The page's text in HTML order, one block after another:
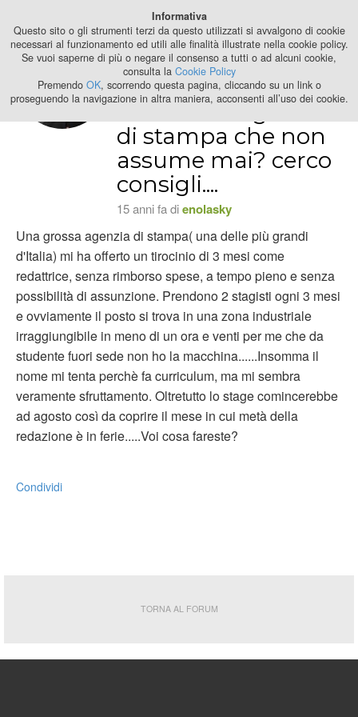
2024
accettare uno
stage gratuito di 3
mesi in un'agenzia
di stampa che non
assume mai? cerco
consigli....
15 anni fa dienolasky
Una grossa agenzia di stampa( una delle più grandi
d'Italia) mi ha offerto un tirocinio di 3 mesi come
redattrice, senza rimborso spese, a tempo pieno e senza
possibilità di assunzione. Prendono 2 stagisti ogni 3 mesi
e ovviamente il posto si trova in una zona industriale
irraggiungibile in meno di un ora e venti per me che da
studente fuori sede non ho la macchina......Insomma il
nome mi tenta perchè fa curriculum, ma mi sembra
veramente sfruttamento. Oltretutto lo stage comincerebbe
ad agosto così da coprire il mese in cui metà della
redazione è in ferie.....Voi cosa fareste?
Condividi
TORNA AL FORUM
Informativa
Questo sito o gli strumenti terzi da questo utilizzati si avvalgono di cookie
necessari al funzionamento ed utili alle finalità illustrate nella cookie policy.
Se vuoi saperne di più o negare il consenso a tutti o ad alcuni cookie,
consulta la Cookie Policy
Premendo OK, scorrendo questa pagina, cliccando su un link o
proseguendo la navigazione in altra maniera, acconsenti all’uso dei cookie.